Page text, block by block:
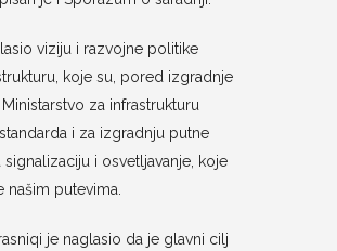
viziju i razvojne politike
koje su, pored izgradnje
za infrastrukturu
i za izgradnju putne
signalizaciju i osvetljavanje, koje
našim putevima.
je naglasio da je glavni cilj